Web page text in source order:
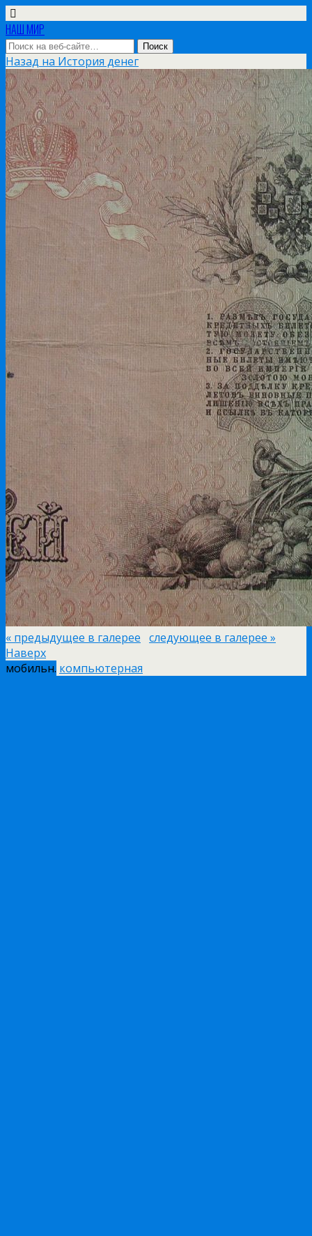
НАШ МИР
Назад на История денег
« предыдущее в галерее следующее в галерее »
Наверх
мобильн. компьютерная